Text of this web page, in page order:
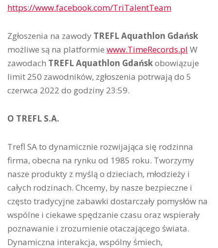
https://www.facebook.com/TriTalentTeam
Zgłoszenia na zawody TREFL Aquathlon Gdańsk
możliwe są na platformie www.TimeRecords.pl W
zawodach TREFL Aquathlon Gdańskobowiązuje
limit 250 zawodników, zgłoszenia potrwają do 5
czerwca 2022 do godziny 23:59.
O TREFL S.A.
Trefl SA to dynamicznie rozwijająca się rodzinna
firma, obecna na rynku od 1985 roku. Tworzymy
nasze produkty z myślą o dzieciach, młodzieży i
całych rodzinach. Chcemy, by nasze bezpieczne i
często tradycyjne zabawki dostarczały pomysłów na
wspólne i ciekawe spędzanie czasu oraz wspierały
poznawanie i zrozumienie otaczającego świata.
Dynamiczna interakcja, wspólny śmiech,